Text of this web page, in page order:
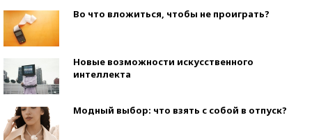
Во что вложиться, чтобы не проиграть?
Новые возможности искусственного
интеллекта
Модный выбор: что взять с собой в отпуск?